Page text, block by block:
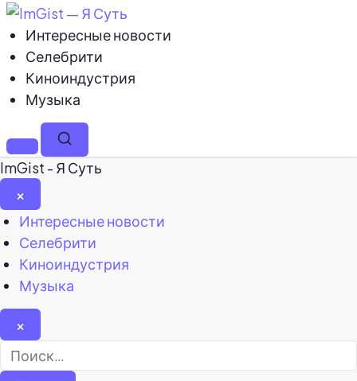
Интересные новости
Селебрити
Киноиндустрия
Музыка
МенюПоиск
ImGist - Я Суть
×
Закрыть
меню
Интересные новости
Селебрити
Киноиндустрия
Музыка
×
Найти: